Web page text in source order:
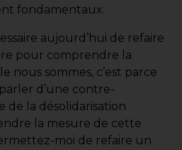
fondamentaux.
aujourd’hui de refaire
pour comprendre la
nous sommes, c’est parce
d’une contre-
de la désolidarisation
la mesure de cette
moi de refaire un